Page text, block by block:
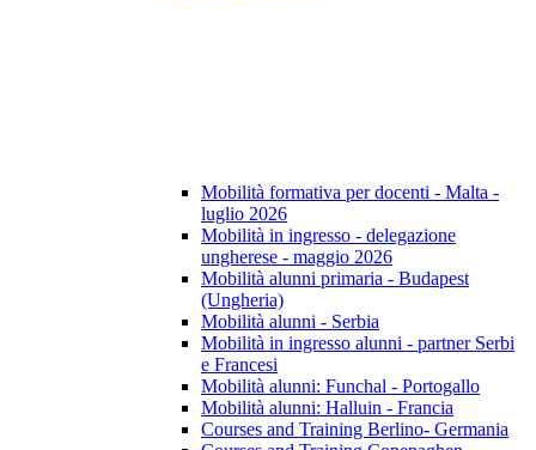
Mobilità formativa per docenti - Malta -
luglio 2026
Mobilità in ingresso - delegazione
ungherese - maggio 2026
Mobilità alunni primaria - Budapest
(Ungheria)
Mobilità alunni - Serbia
Mobilità in ingresso alunni - partner Serbi
e Francesi
Mobilità alunni: Funchal - Portogallo
Mobilità alunni: Halluin - Francia
Courses and Training Berlino- Germania